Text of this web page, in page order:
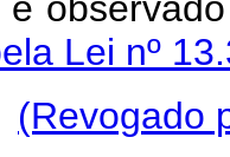
Lei nº
(Revogado